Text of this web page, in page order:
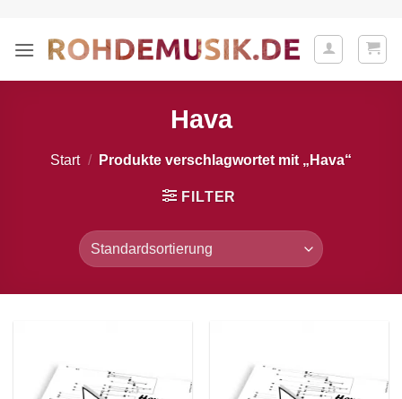
springen
Hava
Start / Produkte verschlagwortet mit „Hava“
FILTER